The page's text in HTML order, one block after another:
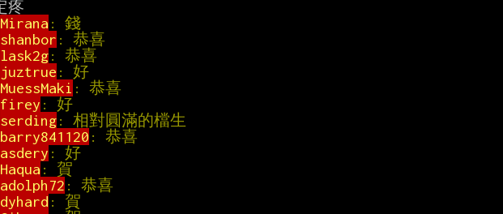
Mirana : 錢
shanbor : 恭喜
lask2g: 恭喜
juztrue : 好
MuessMaki : 恭喜
firey : 好
serding: 相對圓滿的檔生
barry841120 : 恭喜
asdery : 好
Haqua : 賀
adolph72 : 恭喜
dyhard : 賀